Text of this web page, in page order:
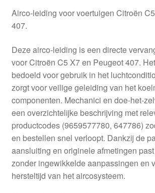
Airco-leiding voor voertuigen Citroën
407.
Deze airco-leiding is een directe
voor Citroën C5 X7 en Peugeot 407.
bedoeld voor gebruik in het
zorgt voor veilige geleiding van het
componenten. Mechanici en doe-het-
een overzichtelijke beschrijving met
productcodes (9659577780, 647786)
en bestellen snel verloopt. Dankzij de
aansluiting en originele afmetingen
zonder ingewikkelde aanpassingen en
hersteltijd van het aircosysteem.